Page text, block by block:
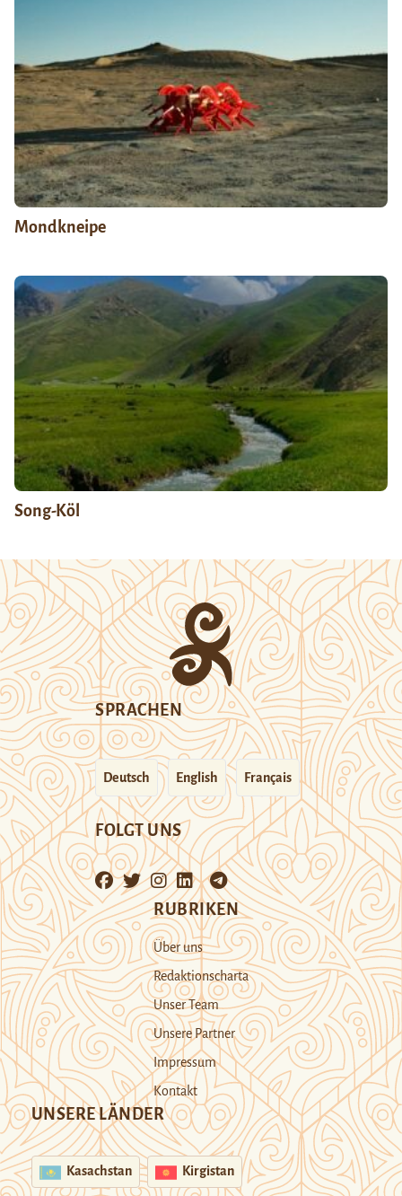
Mondkneipe
Song-Köl
SPRACHEN
Deutsch English Français
FOLGT UNS
RUBRIKEN
Über uns
Redaktionscharta
Unser Team
Unsere Partner
Impressum
Kontakt
UNSERE LÄNDER
Kasachstan Kirgistan